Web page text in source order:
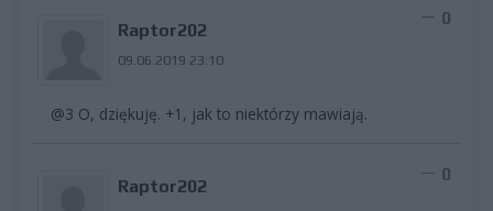
Raptor202
09.06.2019 23:10
0
@3 O, dziękuję. +1, jak to niektórzy mawiają.
Raptor202
0